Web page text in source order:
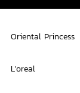
Oriental Princess
L'oreal